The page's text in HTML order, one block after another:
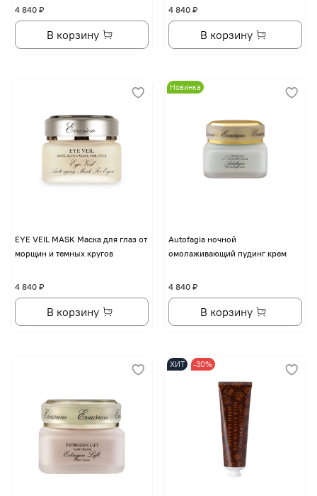
4 840 ₽
В корзину
4 840 ₽
В корзину
EYE VЕIL MASK Маска для глаз от
морщин и темных кругов
4 840 ₽
В корзину
Новинка
Autofagia ночной
омолаживающий пудинг крем
4 840 ₽
В корзину
ХИТ -30%